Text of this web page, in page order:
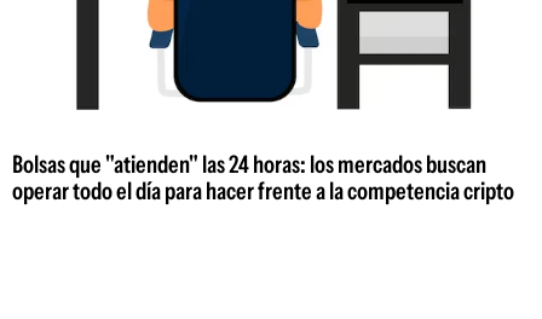
Bolsas que "atienden" las 24 horas: los mercados buscan
operar todo el día para hacer frente a la competencia cripto